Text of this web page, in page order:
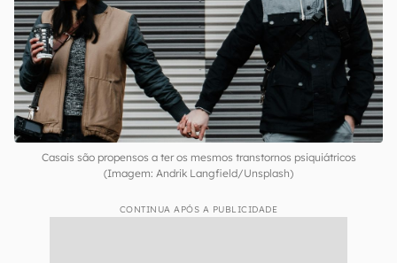
estatisticamente consistentes nos três países
analisados. Apenas em alguns transtornos, como
TOC,transtorno bipolare anorexia, houve
pequenas variações.